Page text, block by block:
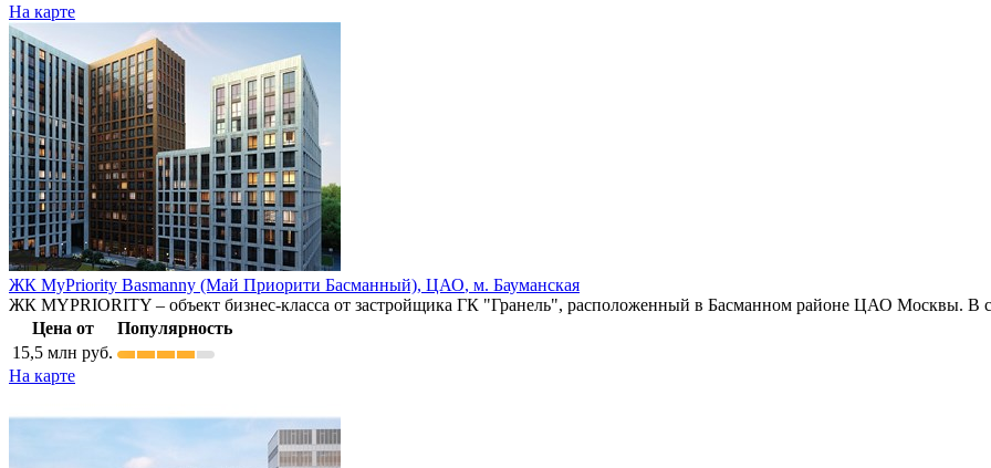
На карте
ЖК MyPriority Basmanny (Май Приорити Басманный), ЦАО, м. Бауманская
ЖК MYPRIORITY – объект бизнес-класса от застройщика ГК "Гранель", расположенный в Басманном районе ЦАО Москвы. В
Цена от
Популярность
15,5 млн руб.
На карте